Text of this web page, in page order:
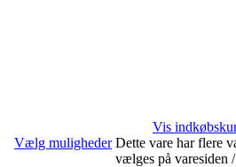
Vis
Vælg muligheder Dette vare har flere
vælges på varesiden /